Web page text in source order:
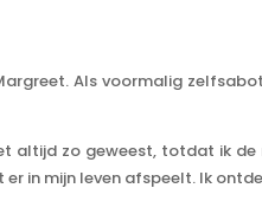
Als voormalig
altijd zo geweest, totdat ik
er in mijn leven afspeelt. Ik